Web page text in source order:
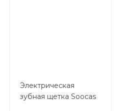
Электрическая
зубная щетка Soocas